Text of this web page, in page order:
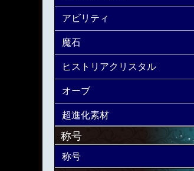
アビリティ
魔石
ヒストリアクリスタル
オーブ
超進化素材
称号
称号